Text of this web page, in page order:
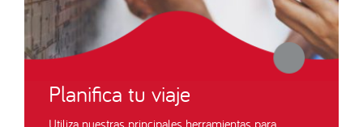
Planifica tu viaje